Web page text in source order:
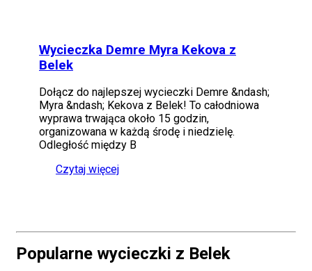
Wycieczka Demre Myra Kekova z
Belek
Dołącz do najlepszej wycieczki Demre &ndash;
Myra &ndash; Kekova z Belek! To całodniowa
wyprawa trwająca około 15 godzin,
organizowana w każdą środę i niedzielę.
Odległość między B
Czytaj więcej
Popularne wycieczki z Belek